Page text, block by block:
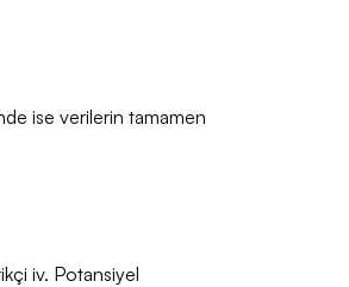
ise verilerin tamamen
iv. Potansiyel